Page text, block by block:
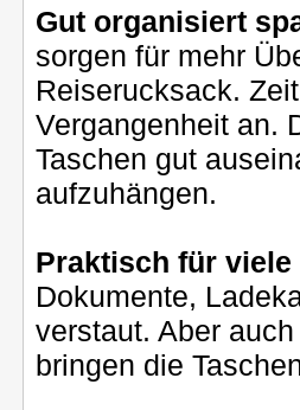
Gut organisiert
sorgen für mehr
Reiserucksack.
Vergangenheit an.
Taschen gut
aufzuhängen.
Praktisch für viele
Dokumente,
verstaut. Aber
bringen die